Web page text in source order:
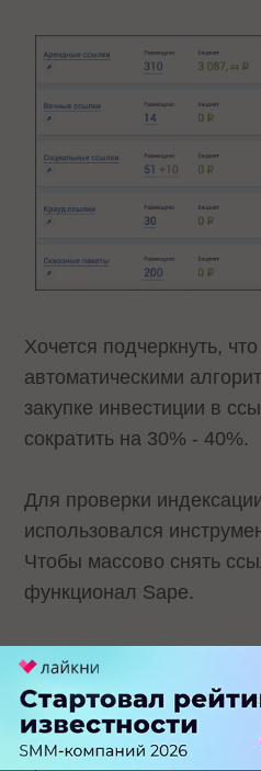
Хочется подчеркнуть,
автоматическими
закупке инвестиции в
сократить на 30% - 40%.
Для проверки
использовался
Чтобы массово снять
функционал Sape.
Для этого необходимо
Sape и перейти на